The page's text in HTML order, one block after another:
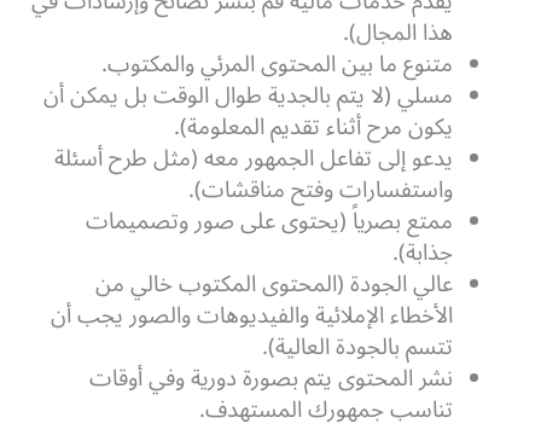
هذا المجال).
متنوع ما بين المحتوى المرئي والمكتوب.
مسلي (لا يتم بالجدية طوال الوقت بل يمكن أن
يكون مرح أثناء تقديم المعلومة).
يدعو إلى تفاعل الجمهور معه (مثل طرح أسئلة
واستفسارات وفتح مناقشات).
ممتع بصرياً (يحتوى على صور وتصميمات
جذابة).
عالي الجودة (المحتوى المكتوب خالي من
الأخطاء الإملائية والفيديوهات والصور يجب أن
تتسم بالجودة العالية).
نشر المحتوى يتم بصورة دورية وفي أوقات
تناسب جمهورك المستهدف.